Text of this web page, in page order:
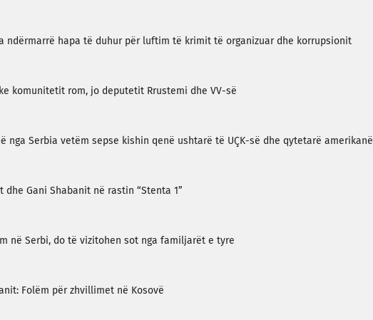
ndërmarrë hapa të duhur për luftim të krimit të organizuar dhe korrupsionit
komunitetit rom, jo deputetit Rrustemi dhe VV-së
nga Serbia vetëm sepse kishin qenë ushtarë të UÇK-së dhe qytetarë amerikanë
Gani Shabanit në rastin “Stenta 1”
në Serbi, do të vizitohen sot nga familjarët e tyre
Folëm për zhvillimet në Kosovë